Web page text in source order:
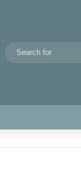
Switch skin